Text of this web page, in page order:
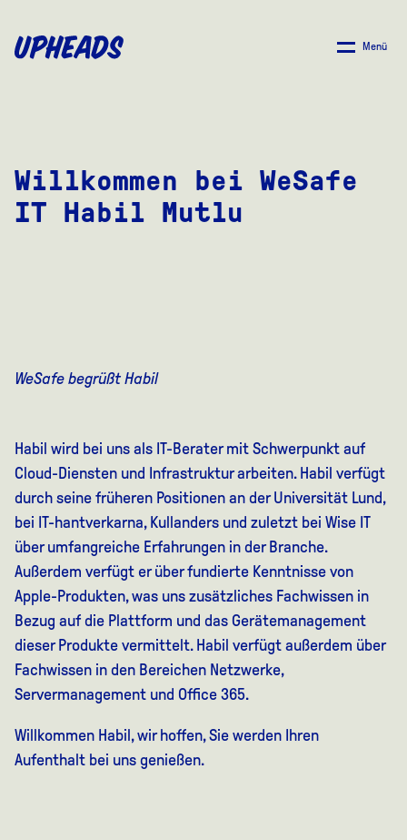
SPRINGEN
Menü
Willkommen bei WeSafe
IT Habil Mutlu
WeSafe begrüßt Habil
Habil wird bei uns als IT-Berater mit Schwerpunkt auf
Cloud-Diensten und Infrastruktur arbeiten. Habil verfügt
durch seine früheren Positionen an der Universität Lund,
bei IT-hantverkarna, Kullanders und zuletzt bei Wise IT
über umfangreiche Erfahrungen in der Branche.
Außerdem verfügt er über fundierte Kenntnisse von
Apple-Produkten, was uns zusätzliches Fachwissen in
Bezug auf die Plattform und das Gerätemanagement
dieser Produkte vermittelt. Habil verfügt außerdem über
Fachwissen in den Bereichen Netzwerke,
Servermanagement und Office 365.
Willkommen Habil, wir hoffen, Sie werden Ihren
Aufenthalt bei uns genießen.